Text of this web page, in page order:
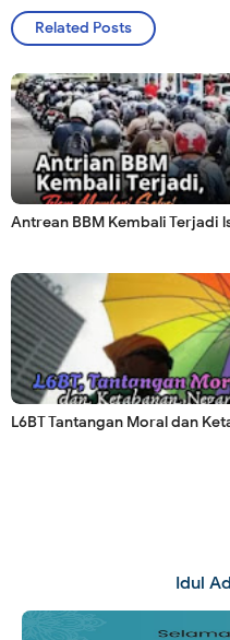
Related Posts
Antrean BBM Kembali Terjadi
L6BT Tantangan Moral dan
Idul